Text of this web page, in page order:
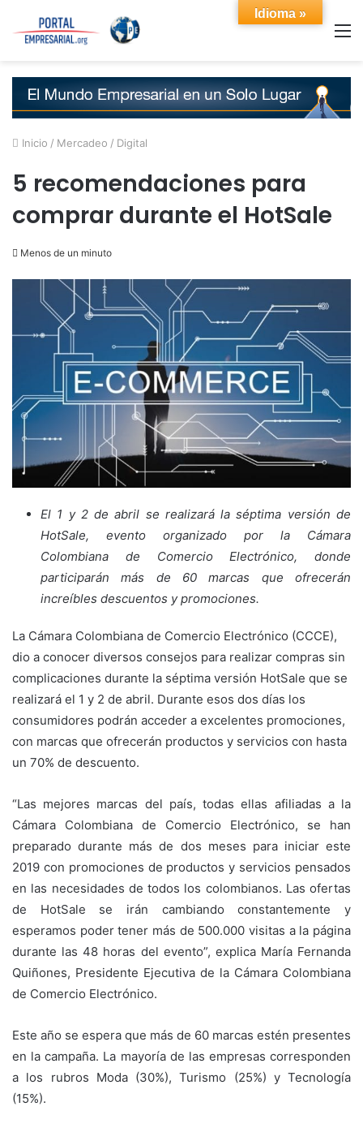
Inicio / Mercadeo / Digital
5 recomendaciones para
comprar durante el HotSale
Menos de un minuto
El 1 y 2 de abril se realizará la séptima versión de
HotSale, evento organizado por la Cámara
Colombiana de Comercio Electrónico, donde
participarán más de 60 marcas que ofrecerán
increíbles descuentos y promociones.
La Cámara Colombiana de Comercio Electrónico (CCCE),
dio a conocer diversos consejos para realizar compras sin
complicaciones durante la séptima versión HotSale que se
realizará el 1 y 2 de abril. Durante esos dos días los
consumidores podrán acceder a excelentes promociones,
con marcas que ofrecerán productos y servicios con hasta
un 70% de descuento.
“Las mejores marcas del país, todas ellas afiliadas a la
Cámara Colombiana de Comercio Electrónico, se han
preparado durante más de dos meses para iniciar este
2019 con promociones de productos y servicios pensados
en las necesidades de todos los colombianos. Las ofertas
de HotSale se irán cambiando constantemente y
esperamos poder tener más de 500.000 visitas a la página
durante las 48 horas del evento”, explica María Fernanda
Quiñones, Presidente Ejecutiva de la Cámara Colombiana
de Comercio Electrónico.
Este año se espera que más de 60 marcas estén presentes
en la campaña. La mayoría de las empresas corresponden
a los rubros Moda (30%), Turismo (25%) y Tecnología
(15%).
Idioma »